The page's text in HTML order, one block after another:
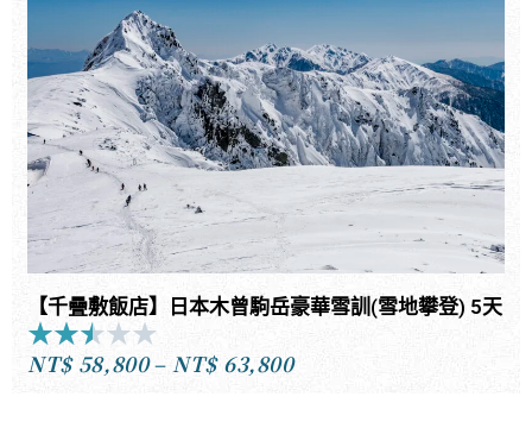
NT$61,800
到
NT$69,800
【千疊敷飯店】日本木曾駒岳豪華雪訓(雪地攀登) 5天
★★★★★
2.5
NT$ 58,800– NT$ 63,800